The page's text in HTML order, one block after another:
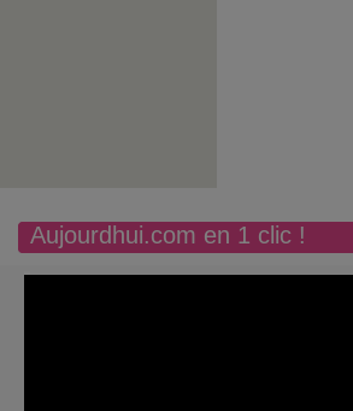
Aujourdhui.com en 1 clic !